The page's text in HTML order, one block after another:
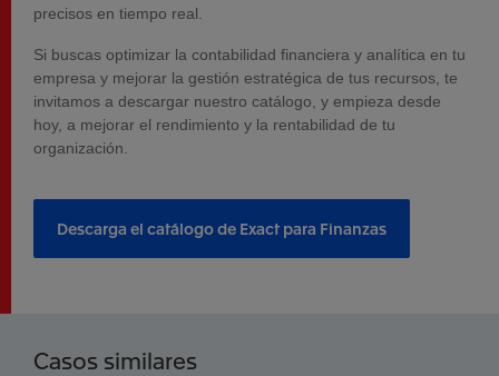
precisos en tiempo real.
Si buscas optimizar la contabilidad financiera y analítica en tu
empresa y mejorar la gestión estratégica de tus recursos, te
invitamos a descargar nuestro catálogo, y empieza desde
hoy, a mejorar el rendimiento y la rentabilidad de tu
organización.
Descarga el catálogo de Exact para Finanzas
Casos similares